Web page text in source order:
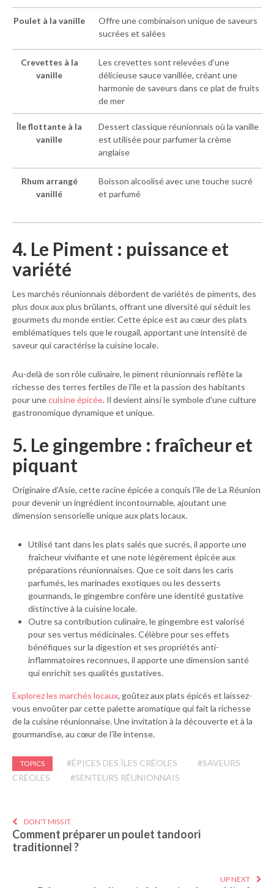
Poulet à la vanille
Offre une combinaison unique de saveurs
sucrées et salées
Crevettes à la
vanille
Les crevettes sont relevées d’une
délicieuse sauce vanillée, créant une
harmonie de saveurs dans ce plat de fruits
de mer
Île flottante à la
vanille
Dessert classique réunionnais où la vanille
est utilisée pour parfumer la crème
anglaise
Rhum arrangé
vanillé
Boisson alcoolisé avec une touche sucré
et parfumé
4. Le Piment : puissance et
variété
Les marchés réunionnais débordent de variétés de piments, des
plus doux aux plus brûlants, offrant une diversité qui séduit les
gourmets du monde entier. Cette épice est au cœur des plats
emblématiques tels que le rougail, apportant une intensité de
saveur qui caractérise la cuisine locale.
Au-delà de son rôle culinaire, le piment réunionnais reflète la
richesse des terres fertiles de l’île et la passion des habitants
pour unecuisine épicée. Il devient ainsi le symbole d’une culture
gastronomique dynamique et unique.
5. Le gingembre : fraîcheur et
piquant
Originaire d’Asie, cette racine épicée a conquis l’île de La Réunion
pour devenir un ingrédient incontournable, ajoutant une
dimension sensorielle unique aux plats locaux.
Utilisé tant dans les plats salés que sucrés, il apporte une
fraîcheur vivifiante et une note légèrement épicée aux
préparations réunionnaises. Que ce soit dans les caris
parfumés, les marinades exotiques ou les desserts
gourmands, le gingembre confère une identité gustative
distinctive à la cuisine locale.
Outre sa contribution culinaire, le gingembre est valorisé
pour ses vertus médicinales. Célèbre pour ses effets
bénéfiques sur la digestion et ses propriétés anti-
inflammatoires reconnues, il apporte une dimension santé
qui enrichit ses qualités gustatives.
Explorez les marchés locaux, goûtez aux plats épicés et laissez-
vous envoûter par cette palette aromatique qui fait la richesse
de la cuisine réunionnaise. Une invitation à la découverte et à la
gourmandise, au cœur de l’île intense.
TOPICS #ÉPICES DES ÎLES CRÉOLES
#SAVEURS
CRÉOLES
#SENTEURS RÉUNIONNAIS
DON'T MISS IT
Comment préparer un poulet tandoori
traditionnel ?
UP NEXT